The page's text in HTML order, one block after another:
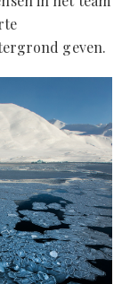
geven.